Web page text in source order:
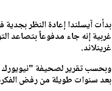
بدأت آيسلندا إعادة النظر
غربية إنه جاء مدفوعاً بتصاعد
غرينلاند.
وبحسب تقرير لصحيفة "نيويورك
بعد سنوات طويلة من رفض